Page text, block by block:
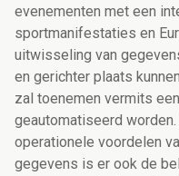
evenementen met een
sportmanifestaties en
uitwisseling van
en gerichter plaats
zal toenemen vermits
geautomatiseerd
operationele voordelen
gegevens is er ook de